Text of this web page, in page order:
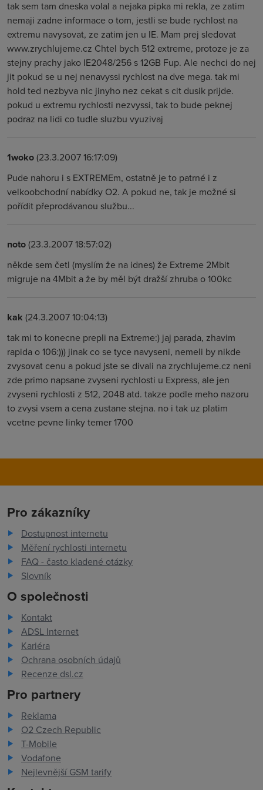
tak sem tam dneska volal a nejaka pipka mi rekla, ze zatim
nemaji zadne informace o tom, jestli se bude rychlost na
extremu navysovat, ze zatim jen u IE. Mam prej sledovat
www.zrychlujeme.cz Chtel bych 512 extreme, protoze je za
stejny prachy jako IE2048/256 s 12GB Fup. Ale nechci do nej
jit pokud se u nej nenavyssi rychlost na dve mega. tak mi
hold ted nezbyva nic jinyho nez cekat s cit dusik prijde.
pokud u extremu rychlosti nezvyssi, tak to bude peknej
podraz na lidi co tudle sluzbu vyuzivaj
1woko(23.3.2007 16:17:09)
Pude nahoru i s EXTREMEm, ostatně je to patrné i z
velkoobchodní nabídky O2. A pokud ne, tak je možné si
pořídit přeprodávanou službu...
noto(23.3.2007 18:57:02)
někde sem četl (myslím že na idnes) že Extreme 2Mbit
migruje na 4Mbit a že by měl být dražší zhruba o 100kc
kak (24.3.2007 10:04:13)
tak mi to konecne prepli na Extreme:) jaj parada, zhavim
rapida o 106:))) jinak co se tyce navyseni, nemeli by nikde
zvysovat cenu a pokud jste se divali na zrychlujeme.cz neni
zde primo napsane zvyseni rychlosti u Express, ale jen
zvyseni rychlosti z 512, 2048 atd. takze podle meho nazoru
to zvysi vsem a cena zustane stejna. no i tak uz platim
vcetne pevne linky temer 1700
Pro zákazníky
Dostupnost internetu
Měření rychlosti internetu
FAQ - často kladené otázky
Slovník
O společnosti
Kontakt
ADSL Internet
Kariéra
Ochrana osobních údajů
Recenze dsl.cz
Pro partnery
Reklama
O2 Czech Republic
T-Mobile
Vodafone
Nejlevnější GSM tarify